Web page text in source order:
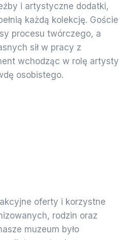
i artystyczne dodatki,
każdą kolekcję. Goście
procesu twórczego, a
sił w pracy z
wchodząc w rolę artysty
osobistego.
oferty i korzystne
rodzin oraz
muzeum było